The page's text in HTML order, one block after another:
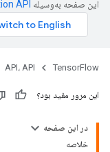
این صفحه به‌وسیله
TensorFlow API، API
این مرور مفید بود؟
در این صفحه
خلاصه